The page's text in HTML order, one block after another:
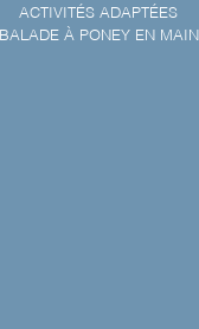
ACTIVITÉS ADAPTÉES
BALADE À PONEY EN MAIN